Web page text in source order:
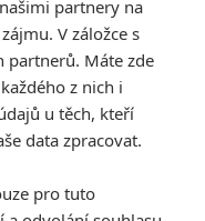
střední škola - prachy
podíváš, všichni študáci
znají alkohol i drogy.
Bartlett (Anton Yelchin) do
prostředí nezapadá a
partnery na
V záložce s
partnerů. Máte zde
z nich i
u těch, kteří
data zpracovat.
pro tuto